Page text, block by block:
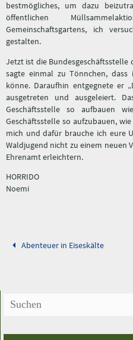
bestmögliches, um dazu
öffentlichen
Gemeinschaftsgartens, ich
gestalten.
Jetzt ist die Bundesgeschäftsstelle
sagte einmal zu Tönnchen,
könne. Daraufhin entgegnete er
ausgetreten und ausgeleiert.
Geschäftsstelle so aufbauen
Geschäftsstelle so aufzubauen,
mich und dafür brauche ich eure
Waldjugend nicht zu einem neuen
Ehrenamt erleichtern.
HORRIDO
Noemi
Abenteuer in Eiseskälte